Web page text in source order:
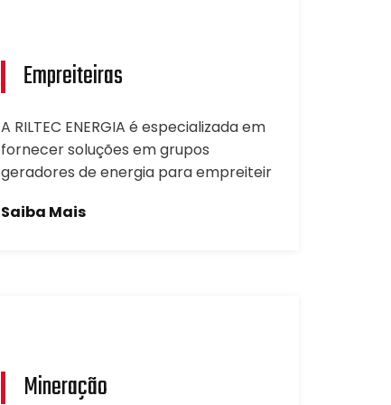
Empreiteiras
A RILTEC ENERGIA é especializada em
fornecer soluções em grupos
geradores de energia para empreiteir
Saiba Mais
Mineração